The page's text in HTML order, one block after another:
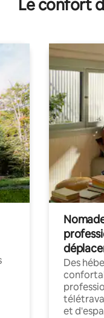
Le confort
Des
et